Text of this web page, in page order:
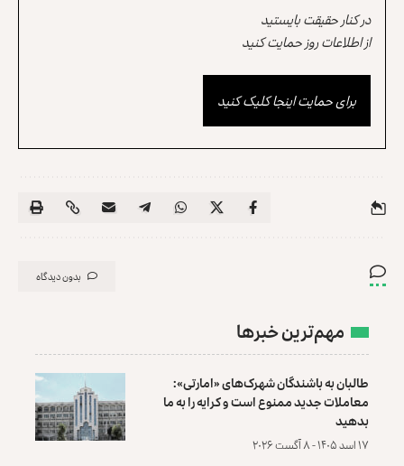
در کنار حقیقت بایستید
از اطلاعات روز حمایت کنید
برای حمایت اینجا کلیک کنید
بدون دیدگاه
مهم‌ترین خبرها
طالبان به باشندگان شهرک‌های «امارتی»:
معاملات جدید ممنوع است و کرایه را به ما
بدهید
۱۷ اسد ۱۴۰۵ - ۸ آگست ۲۰۲۶